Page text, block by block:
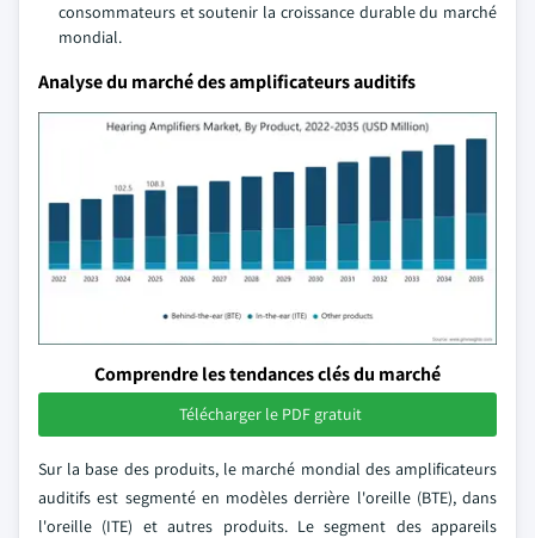
consommateurs et soutenir la croissance durable du marché
mondial.
Analyse du marché des amplificateurs auditifs
Comprendre les tendances clés du marché
Télécharger le PDF gratuit
Sur la base des produits, le marché mondial des amplificateurs
auditifs est segmenté en modèles derrière l'oreille (BTE), dans
l'oreille (ITE) et autres produits. Le segment des appareils